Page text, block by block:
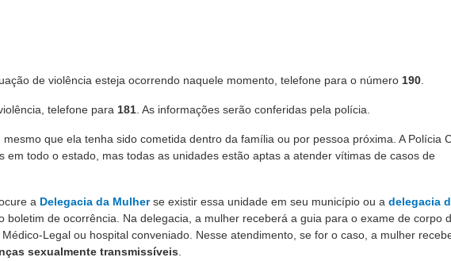
de violência esteja ocorrendo naquele momento, telefone para o número 190
telefone para 181 . As informações serão conferidas pela polícia.
que ela tenha sido cometida dentro da família ou por pessoa próxima. A Polícia
em todo o estado, mas todas as unidades estão aptas a atender vítimas de casos de
a Delegacia da Mulherse existir essa unidade em seu município ou a delegacia
boletim de ocorrência. Na delegacia, a mulher receberá a guia para o exame de corpo
Legal ou hospital conveniado. Nesse atendimento, se for o caso, a mulher
sexualmente transmissíveis